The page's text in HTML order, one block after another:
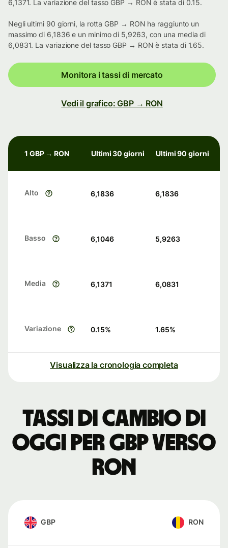
6,1371. La variazione del tasso GBP → RON è stata di 0.15.
Negli ultimi 90 giorni, la rotta GBP → RON ha raggiunto un
massimo di 6,1836 e un minimo di 5,9263, con una media di
6,0831. La variazione del tasso GBP → RON è stata di 1.65.
Monitora i tassi di mercato
Vedi il grafico: GBP → RON
1 GBP → RON Ultimi 30 giorni Ultimi 90 giorni
Alto 6,1836 6,1836
Basso 6,1046 5,9263
Media 6,1371 6,0831
Variazione 0.15% 1.65%
Visualizza la cronologia completa
Tassi di cambio di
oggi per GBP verso
RON
GBP RON